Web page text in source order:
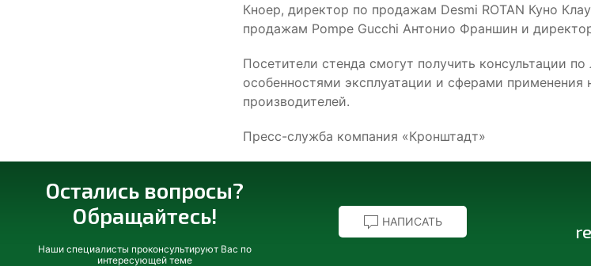
Кноер, директор по продажам Desmi ROTAN Куно
продажам Pompe Gucchi Антонио Франшин и
Посетители стенда смогут получить консультации
особенностями эксплуатации и сферами применения
производителей.
Пресс-служба компания «Кронштадт»
Остались вопросы?
Обращайтесь!
Наши специалисты проконсультируют Вас по
интересующей теме
НАПИСАТЬ